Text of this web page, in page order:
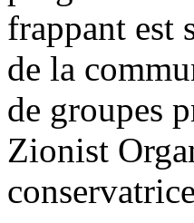
frappant est
de la
de groupes
Zionist